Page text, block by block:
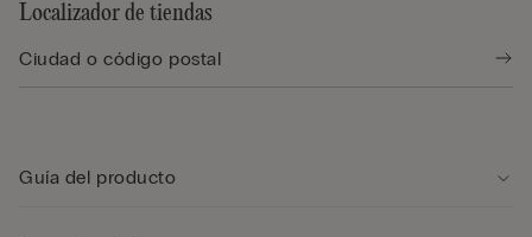
Localizador de tiendas
Guía del producto